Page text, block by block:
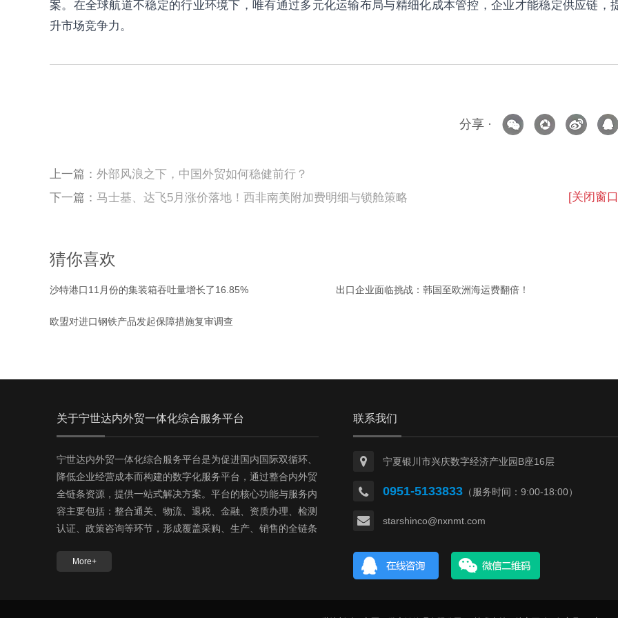
案。在全球航道不稳定的行业环境下，唯有通过多元化运输布局与精细化成本管控，企业才能稳定供应链，
升市场竞争力。
分享 ·
上一篇： 外部风浪之下，中国外贸如何稳健前行？
下一篇： 马士基、达飞5月涨价落地！西非南美附加费明细与锁舱策略 [关闭窗
猜你喜欢
沙特港口11月份的集装箱吞吐量增长了16.85% 出口企业面临挑战：韩国至欧洲海运费翻倍！
欧盟对进口钢铁产品发起保障措施复审调查
关于宁世达内外贸一体化综合服务平台
宁世达内外贸一体化综合服务平台是为促进国内国际双循环、
降低企业经营成本而构建的数字化服务平台，通过整合内外贸
全链条资源，提供一站式解决方案。‌平台的核心功能与服务内
容‌主要包括：整合通关、物流、退税、金融、资质办理、检测
认证、政策咨询等环节，形成覆盖采购、生产、销售的全链条
检测认证联盟推动标准协同，助力宁夏本地企业拓展国内外市
More+
联系我们
宁夏银川市兴庆数字经济产业园B座16层
0951-5133833 （服务时间：9:00-18:00）
starshinco@nxnmt.com